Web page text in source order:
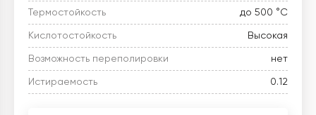
Термостойкость до 500 °C
Кислотостойкость Высокая
Возможность переполировки нет
Истираемость 0.12